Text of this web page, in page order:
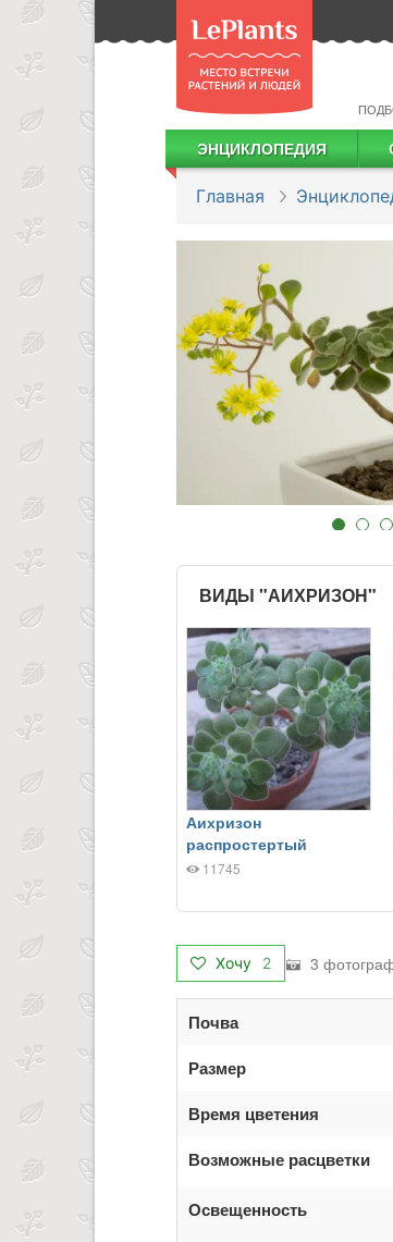
ЭНЦИКЛОПЕДИЯ
Главная
ВИДЫ "АИХРИЗОН"
Аихризон
распростертый
11745
Хочу 2 3
Почва
Размер
Время цветения
Возможные расцветки
Освещенность